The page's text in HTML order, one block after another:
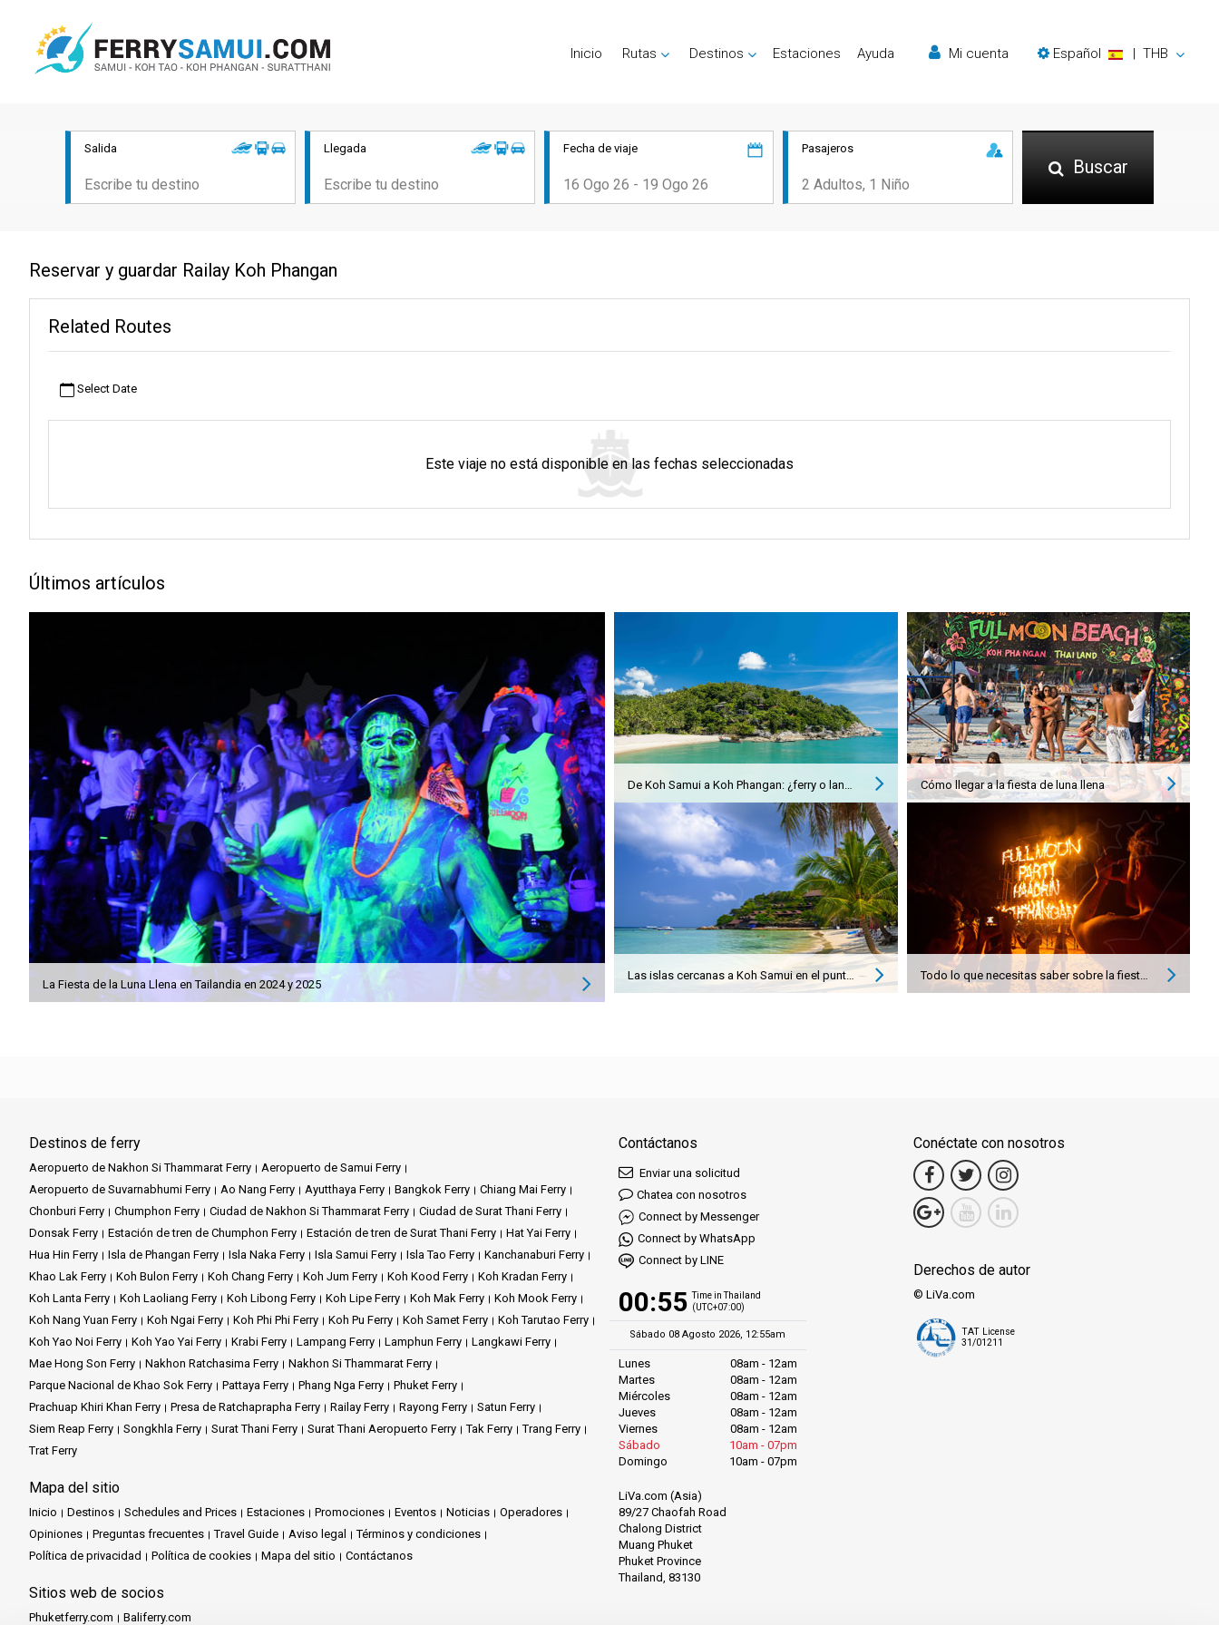
Inicio Rutas Destinos Estaciones Ayuda Mi cuenta Español | THB
Salida Llegada Fecha de viaje Pasajeros
Buscar
Reservar y guardar Railay Koh Phangan
Related Routes
Select Date
Este viaje no está disponible en las fechas seleccionadas
Últimos artículos
La Fiesta de la Luna Llena en Tailandia en 2024 y 2025
Las islas cercanas a Koh Samui en el punto de mira - Koh Phangan
Cómo llegar a la fiesta de luna llena
Todo lo que necesitas saber sobre la fiesta de luna llena de Koh Phangan en Tailandia
Destinos de ferry
Aeropuerto de Nakhon Si Thammarat Ferry
Aeropuerto de Samui Ferry
Aeropuerto de Suvarnabhumi Ferry
Ao Nang Ferry Ayutthaya Ferry Bangkok Ferry
Chiang Mai Ferry
Chonburi Ferry
Chumphon Ferry Ciudad de Nakhon Si Thammarat Ferry
Ciudad de Surat Thani Ferry
Donsak Ferry
Estación de tren de Chumphon Ferry Estación de tren de Surat Thani Ferry
Hat Yai Ferry
Hua Hin Ferry
Isla de Phangan Ferry Isla Naka Ferry Isla Samui Ferry Isla Tao Ferry
Kanchanaburi Ferry
Khao Lak Ferry
Koh Bulon Ferry Koh Chang Ferry Koh Jum Ferry Koh Kood Ferry
Koh Kradan Ferry
Koh Lanta Ferry
Koh Laoliang Ferry Koh Libong Ferry Koh Lipe Ferry Koh Mak Ferry
Koh Mook Ferry
Koh Nang Yuan Ferry
Koh Ngai Ferry Koh Phi Phi Ferry Koh Pu Ferry Koh Samet Ferry
Koh Tarutao Ferry
Koh Yao Noi Ferry
Koh Yao Yai Ferry Krabi Ferry Lampang Ferry Lamphun Ferry
Langkawi Ferry
Mae Hong Son Ferry
Nakhon Ratchasima Ferry
Nakhon Si Thammarat Ferry
Parque Nacional de Khao Sok Ferry
Pattaya Ferry Phang Nga Ferry
Phuket Ferry
Prachuap Khiri Khan Ferry
Presa de Ratchaprapha Ferry Railay Ferry Rayong Ferry
Satun Ferry
Siem Reap Ferry
Songkhla Ferry Surat Thani Ferry Surat Thani Aeropuerto Ferry Tak Ferry
Trang Ferry
Trat Ferry
Mapa del sitio
Inicio Destinos Schedules and Prices Estaciones Promociones Eventos Noticias
Operadores
Opiniones
Preguntas frecuentes Travel Guide Aviso legal
Términos y condiciones
Política de privacidad
Política de cookies Mapa del sitio Contáctanos
Sitios web de socios
Phuketferry.com Baliferry.com
Contáctanos
Enviar una solicitud
Chatea con nosotros
Connect by Messenger
Connect by WhatsApp
Connect by LINE
00:55 Time in Thailand
(UTC+07:00)
Sábado 08 Agosto 2026, 12:55am
Lunes
08am - 12am
Martes
08am - 12am
Miércoles
08am - 12am
Jueves
08am - 12am
Viernes
08am - 12am
Sábado
10am - 07pm
Domingo
10am - 07pm
LiVa.com (Asia)
89/27 Chaofah Road
Chalong District
Muang Phuket
Phuket Province
Thailand, 83130
Conéctate con nosotros
Derechos de autor
© LiVa.com
TAT License
31/01211